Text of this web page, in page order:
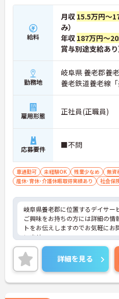
給料
月収 15.5万円～
み）
年収 187万円～
賞与別途支給あり
勤務地
岐阜県 養老郡養
養老鉄道養老線
雇用形態 正社員(正職員)
応募要件 ■不問
車通勤可 未経験OK 残業少なめ 無資
産休･育休･介護休暇取得実績あり
社会保
岐阜県養老郡に位置するデイサー
ご興味をお持ちの方には詳細の情
トをお伝えしますのでお気軽にお
いませ。
詳細を見る